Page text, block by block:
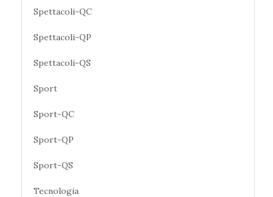
Spettacoli-QC
Spettacoli-QP
Spettacoli-QS
Sport
Sport-QC
Sport-QP
Sport-QS
Tecnologia